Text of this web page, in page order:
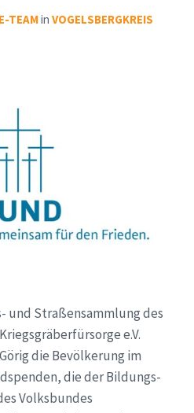
TEAMin VOGELSBERGKREIS
und Straßensammlung des
e.V.
die Bevölkerung im
die der Bildungs-
Volksbundes